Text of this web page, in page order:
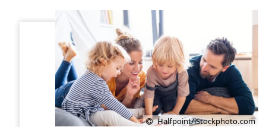
Halfpoint/iStockphoto.com